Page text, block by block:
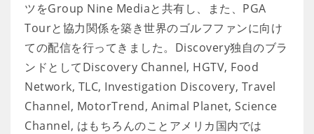
ツをGroup Nine Mediaと共有し、また、PGA
Tourと協力関係を築き世界のゴルフファンに向け
ての配信を行ってきました。Discovery独自のブラ
ンドとしてDiscovery Channel, HGTV, Food
Network, TLC, Investigation Discovery, Travel
Channel, MotorTrend, Animal Planet, Science
Channel, はもちろんのことアメリカ国内では